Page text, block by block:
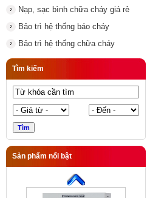
Nạp, sạc bình chữa cháy giá rẻ
Bảo trì hệ thống báo cháy
Bảo trì hệ thống chữa cháy
Tìm kiếm
Sản phẩm nổi bật